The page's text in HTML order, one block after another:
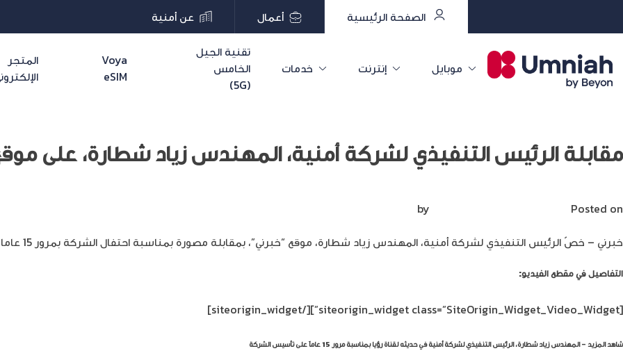
الصفحة الرئيسية أعمال عن أمنية
موبايل إنترنت خدمات
تقنية الجيل
الخامس
(5G)
Voya
eSIM
المتجر
مقابلة الرئيس التنفيذي لشركة أمنية، المهندس زياد شطارة، على
Posted on
خبرني – خصّ الرئيس التنفيذي لشركة أمنية، المهندس زياد شطارة، موقع “خبرني”، بمقابلة مصورة بمناسبة احتفال الشركة بمرور 15 عاما على تأسيسها.
التفاصيل في مقطع الفيديو:
[siteorigin_widget class=”SiteOrigin_Widget_Video_Widget”]
[/siteorigin_widget]
شاهد المزيد – المهندس زياد شطارة، الرئيس التنفيذي لشركة أمنية في حديثه لقناة رؤيا بمناسبة مرور 15 عاماً على تأسيس الشركة